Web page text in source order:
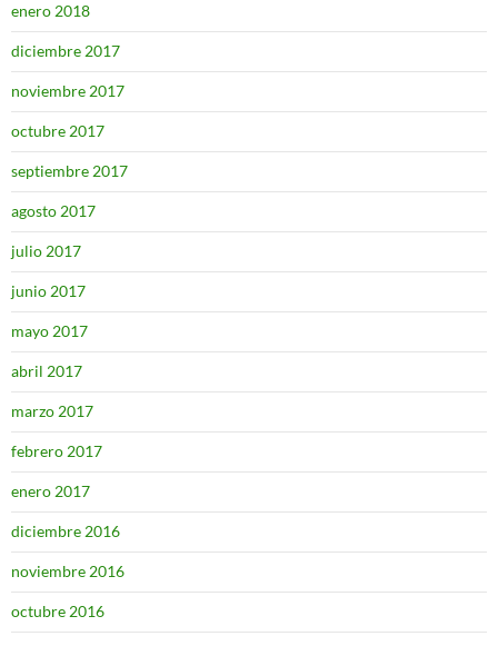
enero 2018
diciembre 2017
noviembre 2017
octubre 2017
septiembre 2017
agosto 2017
julio 2017
junio 2017
mayo 2017
abril 2017
marzo 2017
febrero 2017
enero 2017
diciembre 2016
noviembre 2016
octubre 2016